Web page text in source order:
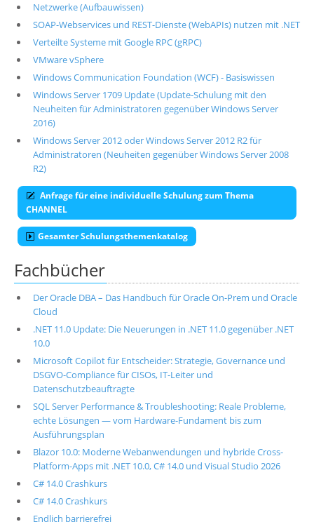
Netzwerke (Aufbauwissen)
SOAP-Webservices und REST-Dienste (WebAPIs) nutzen mit .NET
Verteilte Systeme mit Google RPC (gRPC)
VMware vSphere
Windows Communication Foundation (WCF) - Basiswissen
Windows Server 1709 Update (Update-Schulung mit den
Neuheiten für Administratoren gegenüber Windows Server
2016)
Windows Server 2012 oder Windows Server 2012 R2 für
Administratoren (Neuheiten gegenüber Windows Server 2008
R2)
Anfrage für eine individuelle Schulung zum Thema
CHANNEL
Gesamter Schulungsthemenkatalog
Fachbücher
Der Oracle DBA – Das Handbuch für Oracle On-Prem und Oracle
Cloud
.NET 11.0 Update: Die Neuerungen in .NET 11.0 gegenüber .NET
10.0
Microsoft Copilot für Entscheider: Strategie, Governance und
DSGVO-Compliance für CISOs, IT-Leiter und
Datenschutzbeauftragte
SQL Server Performance & Troubleshooting: Reale Probleme,
echte Lösungen — vom Hardware-Fundament bis zum
Ausführungsplan
Blazor 10.0: Moderne Webanwendungen und hybride Cross-
Platform-Apps mit .NET 10.0, C# 14.0 und Visual Studio 2026
C# 14.0 Crashkurs
C# 14.0 Crashkurs
Endlich barrierefrei